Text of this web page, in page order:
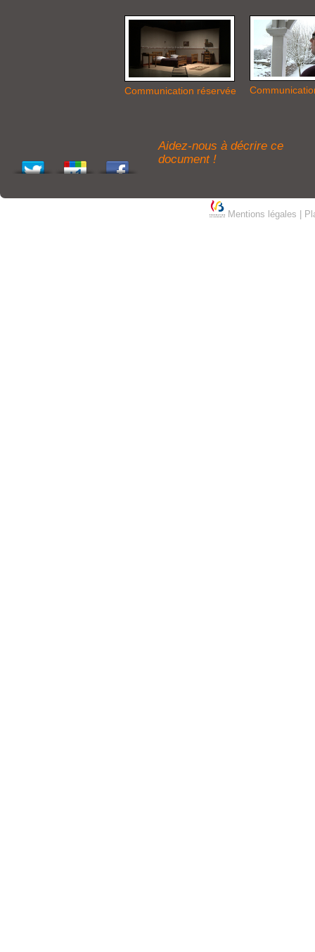
Communication réservée
Aidez-nous à décrire ce
document !
Mentions légales